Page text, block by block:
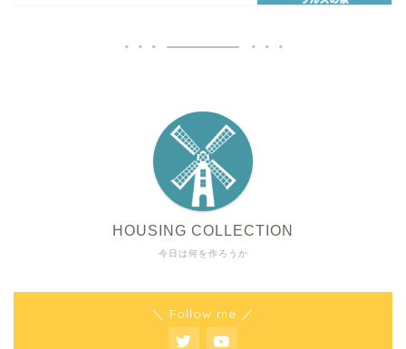
今日は何を作ろうか
HOUSING COLLECTION
＼ Follow me ／